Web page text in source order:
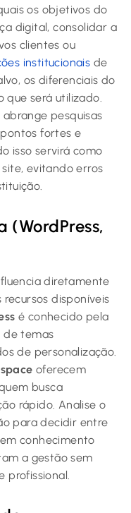
os objetivos do
digital, consolidar a
clientes ou
institucionais de
os diferenciais do
que será utilizado.
pesquisas
fortes e
isso servirá como
evitando erros
(WordPress,
diretamente
disponíveis
é conhecido pela
de temas
de personalização.
oferecem
busca
rápido. Analise o
para decidir entre
conhecimento
a gestão sem
profissional.